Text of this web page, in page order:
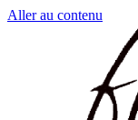
Aller au contenu